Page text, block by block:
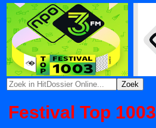
Festival Top 1003